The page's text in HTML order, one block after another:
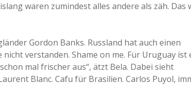
waren zumindest alles andere als zäh. Das
Gordon Banks. Russland hat auch einen
verstanden. Shame on me. Für Uruguay ist
mal frischer aus“, ätzt Bela. Dabei sieht
Blanc. Cafu für Brasilien. Carlos Puyol,